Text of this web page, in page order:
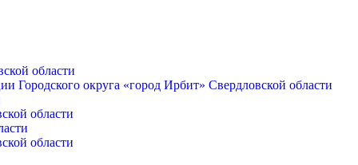
области
Городского округа «город Ирбит» Свердловской области
области
области